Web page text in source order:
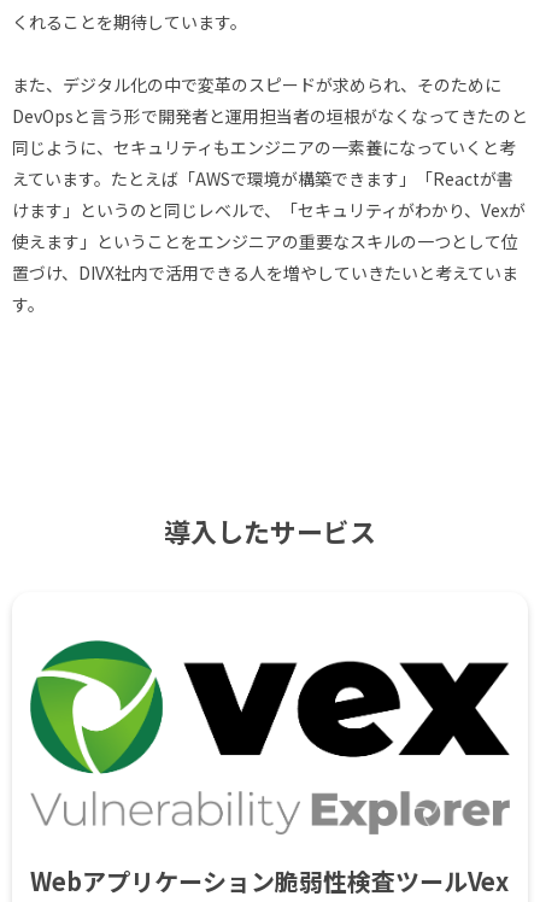
くれることを期待しています。
また、デジタル化の中で変革のスピードが求められ、そのために
DevOpsと言う形で開発者と運用担当者の垣根がなくなってきたのと
同じように、セキュリティもエンジニアの一素養になっていくと考
えています。たとえば「AWSで環境が構築できます」「Reactが書
けます」というのと同じレベルで、「セキュリティがわかり、Vexが
使えます」ということをエンジニアの重要なスキルの一つとして位
置づけ、DIVX社内で活用できる人を増やしていきたいと考えていま
す。
導入したサービス
Webアプリケーション脆弱性検査ツールVex